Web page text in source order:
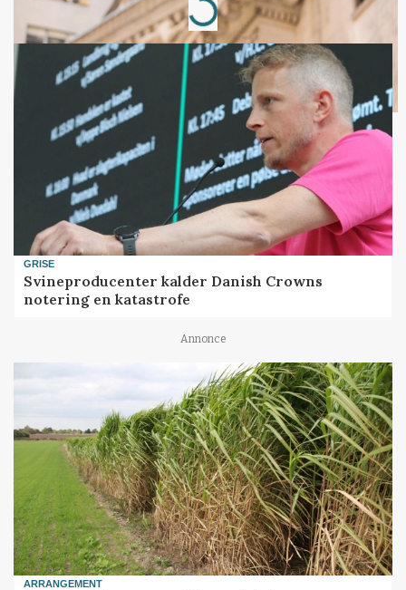
Loading...
GRISE
Svineproducenter kalder Danish Crowns
notering en katastrofe
Annonce
ARRANGEMENT